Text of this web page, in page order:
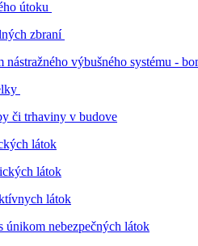
útoku
zbraní
výbušného systému -
či trhaviny v budove
látok
látok
látok
únikom nebezpečných látok